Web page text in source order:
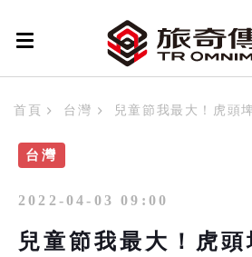
首頁 台灣 兒童節我最大！虎頭
台灣
2022-04-03 09:00
兒童節我最大！虎